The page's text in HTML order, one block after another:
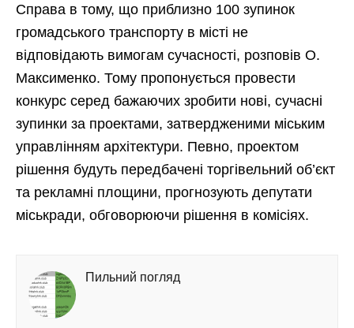
Справа в тому, що приблизно 100 зупинок
громадського транспорту в місті не
відповідають вимогам сучасності, розповів О.
Максименко. Тому пропонується провести
конкурс серед бажаючих зробити нові, сучасні
зупинки за проектами, затвердженими міським
управлінням архітектури. Певно, проектом
рішення будуть передбачені торгівельний об’єкт
та рекламні площини, прогнозують депутати
міськради, обговорюючи рішення в комісіях.
Пильний погляд